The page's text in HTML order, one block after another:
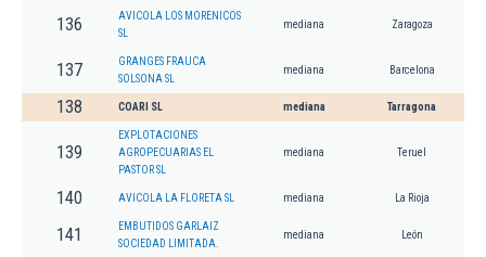
136
AVICOLA LOS MORENICOS
SL
mediana Zaragoza
137
GRANGES FRAUCA
SOLSONA SL
mediana Barcelona
138 COARI SL mediana Tarragona
139
EXPLOTACIONES
AGROPECUARIAS EL
PASTOR SL
mediana Teruel
140 AVICOLA LA FLORETA SL mediana La Rioja
141
EMBUTIDOS GARLAIZ
SOCIEDAD LIMITADA.
mediana León